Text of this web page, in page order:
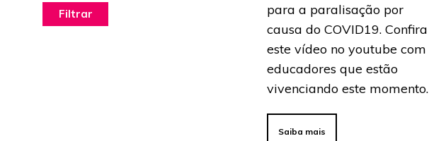
para a paralisação por
causa do COVID19. Confira
este vídeo no youtube com
educadores que estão
vivenciando este momento.
Saiba mais